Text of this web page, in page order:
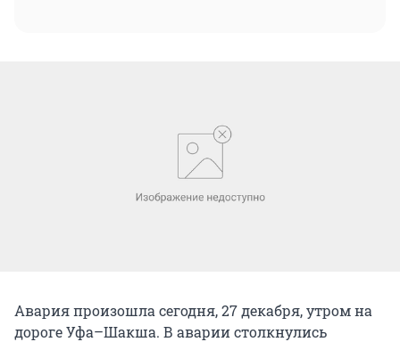
Авария произошла сегодня, 27 декабря, утром на
дороге Уфа–Шакша. В аварии столкнулись